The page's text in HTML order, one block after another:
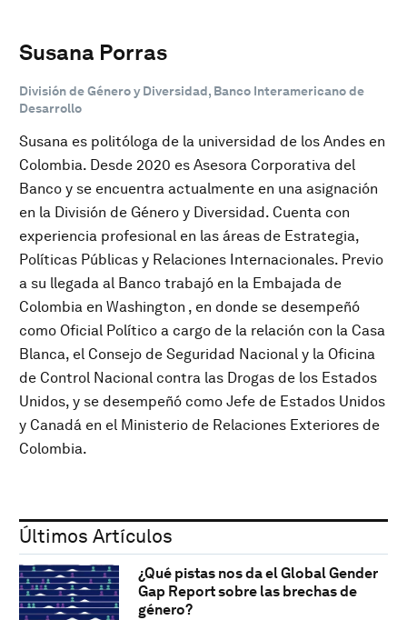
Susana Porras
División de Género y Diversidad, Banco Interamericano de
Desarrollo
Susana es politóloga de la universidad de los Andes en
Colombia. Desde 2020 es Asesora Corporativa del
Banco y se encuentra actualmente en una asignación
en la División de Género y Diversidad. Cuenta con
experiencia profesional en las áreas de Estrategia,
Políticas Públicas y Relaciones Internacionales. Previo
a su llegada al Banco trabajó en la Embajada de
Colombia en Washington , en donde se desempeñó
como Oficial Político a cargo de la relación con la Casa
Blanca, el Consejo de Seguridad Nacional y la Oficina
de Control Nacional contra las Drogas de los Estados
Unidos, y se desempeñó como Jefe de Estados Unidos
y Canadá en el Ministerio de Relaciones Exteriores de
Colombia.
Últimos Artículos
¿Qué pistas nos da el Global Gender
Gap Report sobre las brechas de
género?